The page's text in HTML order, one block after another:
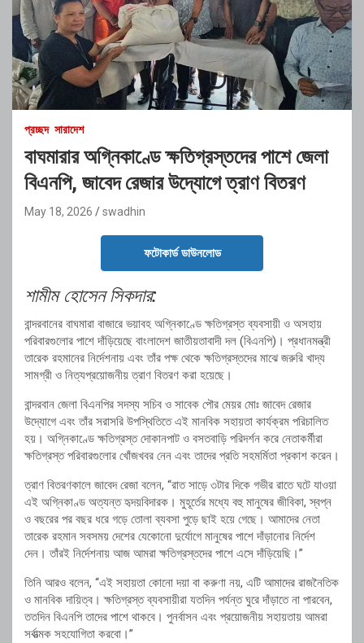
প্রচ্ছদ সারাদেশ
বাঘমারার অগ্নিকাণ্ডে ক্ষতিগ্রস্তদের পাশে জেলা
বিএনপি, জাবেদ রেজার উদ্যোগে ত্রাণ বিতরণ
May 18, 2026 swadhin
ফটোকার্ড ডাউনলোড
শামীম হোসেন সিকদার:
বান্দরবানের বাঘমারা বাজারে ভয়াবহ অগ্নিকাণ্ডে ক্ষতিগ্রস্ত ব্যবসায়ী ও অসহায়
পরিবারগুলোর পাশে দাঁড়িয়েছে বাংলাদেশ জাতীয়তাবাদী দল (বিএনপি)। প্রধানমন্ত্রী
তারেক রহমানের নির্দেশনায় এবং তাঁর পক্ষ থেকে ক্ষতিগ্রস্তদের মাঝে জরুরি খাদ্য
সামগ্রী ও নিত্যপ্রয়োজনীয় ত্রাণ বিতরণ করা হয়েছে।
বান্দরবান জেলা বিএনপির সদস্য সচিব ও সাবেক পৌর মেয়র মোঃ জাবেদ রেজার
উদ্যোগে এবং তাঁর সরাসরি উপস্থিতিতে এই মানবিক সহায়তা কার্যক্রম পরিচালিত
হয়। অগ্নিকাণ্ডে ক্ষতিগ্রস্ত দোকানপাট ও বসতবাড়ি পরিদর্শন করে নেতাকর্মীরা
ক্ষতিগ্রস্ত পরিবারগুলোর খোঁজখবর নেন এবং তাদের প্রতি সহমর্মিতা প্রকাশ করেন।
ত্রাণ বিতরণকালে জাবেদ রেজা বলেন, “রাত সাড়ে ৩টার দিকে গভীর রাতে ঘটে যাওয়া
এই অগ্নিকাণ্ড অত্যন্ত হৃদয়বিদারক। মুহূর্তের মধ্যে বহু মানুষের জীবিকা, স্বপ্ন
ও বছরের পর বছর ধরে গড়ে তোলা ব্যবসা পুড়ে ছাই হয়ে গেছে। আমাদের নেতা
তারেক রহমান সবসময় দেশের যেকোনো দুর্যোগে মানুষের পাশে দাঁড়ানোর নির্দেশ
দেন। তাঁরই নির্দেশনায় আজ আমরা ক্ষতিগ্রস্তদের পাশে এসে দাঁড়িয়েছি।”
তিনি আরও বলেন, “এই সহায়তা কোনো দয়া বা করুণা নয়, এটি আমাদের রাজনৈতিক
ও মানবিক দায়িত্ব। ক্ষতিগ্রস্ত ব্যবসায়ীরা যতদিন পর্যন্ত ঘুরে দাঁড়াতে না পারবেন,
ততদিন বিএনপি তাদের পাশে থাকবে। পুনর্বাসন এবং প্রয়োজনীয় সহায়তায় আমরা
সর্বাত্মক সহযোগিতা করবো।”